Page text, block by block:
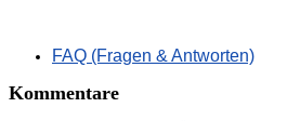
FAQ (Fragen & Antworten)
Kommentare